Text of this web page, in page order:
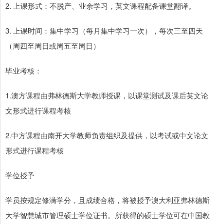
2. 上课形式：不脱产、业余学习，英文课程配备课堂翻译。
3. 上课时间：集中学习（每月集中学习一次），每次三至四天
（周四至周日或周五至周日）
毕业考核：
1.澳方课程由弗林德斯大学教师授课，以课堂测试及课后英文论
文形式进行课程考核
2.中方课程由南开大学教师负责组织及提供，以考试或中文论文
形式进行课程考核
学位授予
学员按规定修满学分，且成绩合格，将被授予澳大利亚弗林德斯
大学智慧城市管理硕士学位证书。所获得的硕士学位可在中国教